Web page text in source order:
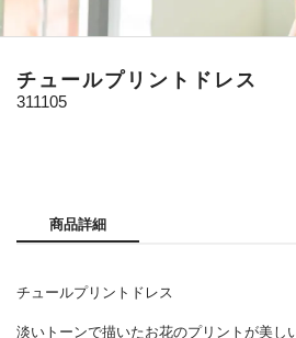
チュールプリントドレス
311105
商品詳細
チュールプリントドレス
淡いトーンで描いたお花のプリントが美し